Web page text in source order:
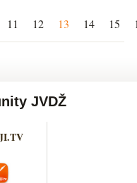
11 12 13 14 15
JVDŽ